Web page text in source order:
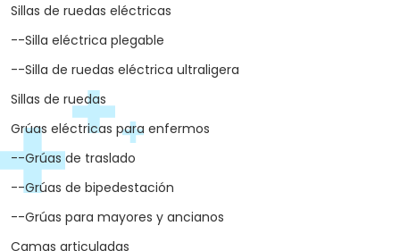
Sillas de ruedas eléctricas
--Silla eléctrica plegable
--Silla de ruedas eléctrica ultraligera
Sillas de ruedas
Grúas eléctricas para enfermos
--Grúas de traslado
--Grúas de bipedestación
--Grúas para mayores y ancianos
Camas articuladas